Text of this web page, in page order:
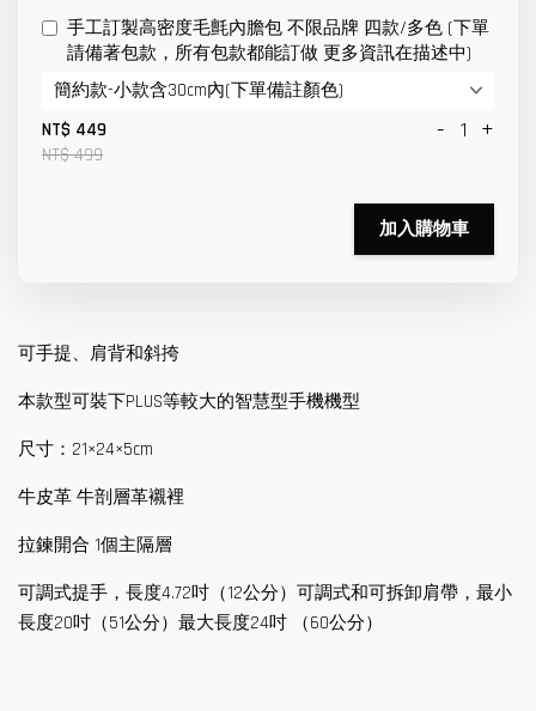
手工訂製高密度毛氈內膽包 不限品牌 四款/多色 (下單
請備著包款，所有包款都能訂做 更多資訊在描述中)
NT$ 449
NT$ 499
- +
加入購物車
可手提、肩背和斜挎
本款型可裝下PLUS等較大的智慧型手機機型
尺寸：21×24×5cm
牛皮革 牛剖層革襯裡
拉鍊開合 1個主隔層
可調式提手，長度4.72吋（12公分）可調式和可拆卸肩帶，最小
長度20吋（51公分）最大長度24吋 （60公分）